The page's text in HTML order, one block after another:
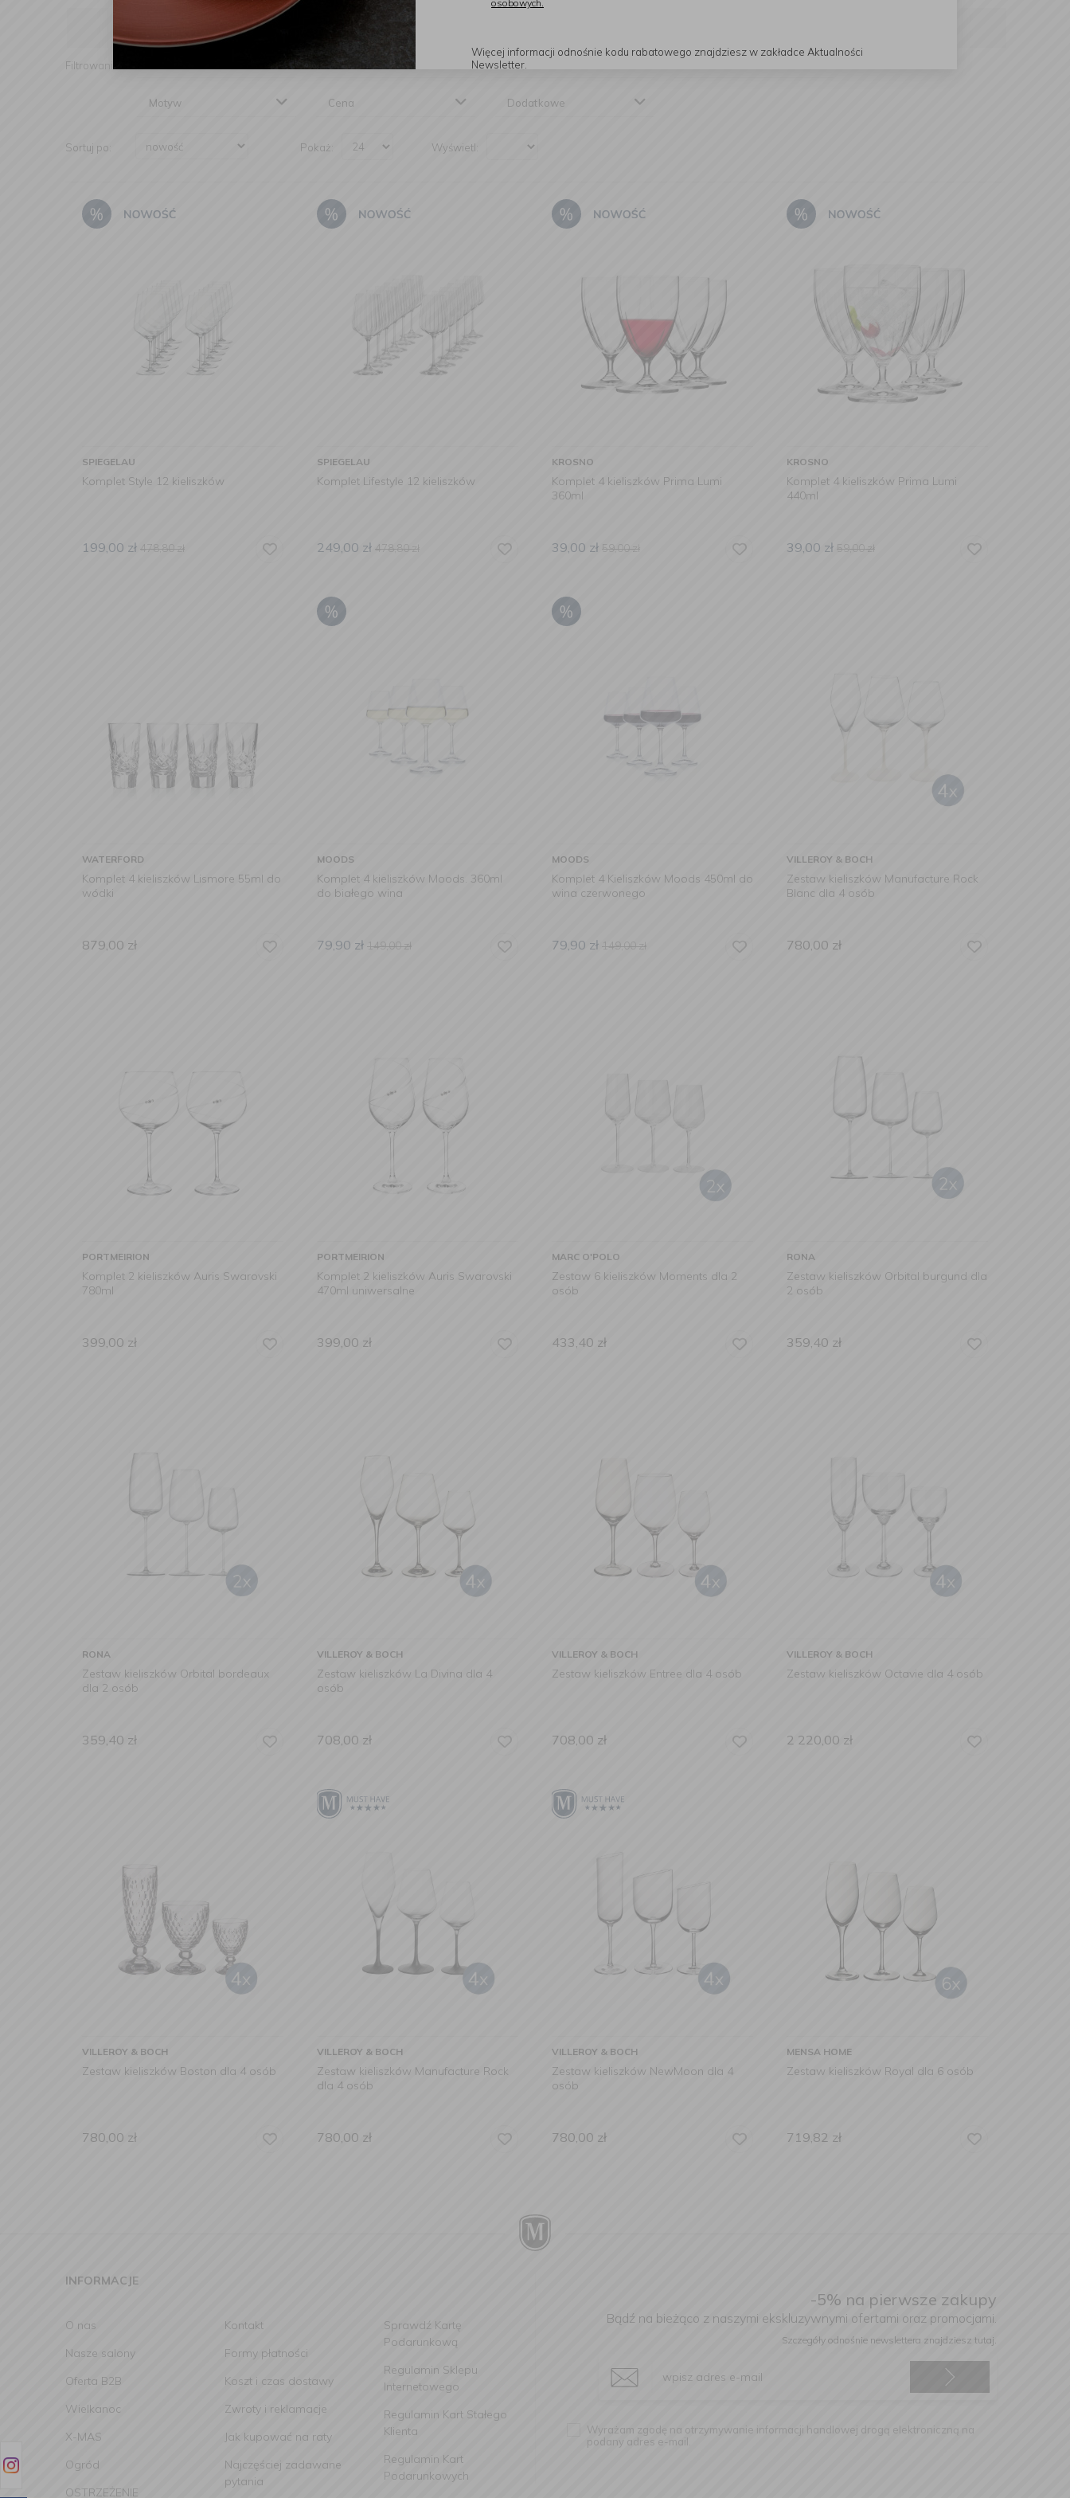
Filtrowanie: Materiał Zmywarka
Motyw Cena Dodatkowe
Sortuj po: Pokaż: Wyświetl:
SPIEGELAU
Komplet Style 12 kieliszków
199,00 zł 478,80zł
SPIEGELAU
Komplet Lifestyle 12 kieliszków
249,00 zł 478,80zł
KROSNO
Komplet 4 kieliszków Prima Lumi
360ml
39,00 zł 59,00zł
KROSNO
Komplet 4 kieliszków Prima Lumi
440ml
39,00 zł 59,00zł
WATERFORD
Komplet 4 kieliszków Lismore 55ml do
wódki
879,00 zł
MOODS
Komplet 4 kieliszków Moods. 360ml
do białego wina
79,90 zł 149,00zł
MOODS
Komplet 4 Kieliszków Moods 450ml do
wina czerwonego
79,90 zł 149,00zł
VILLEROY & BOCH
Zestaw kieliszków Manufacture Rock
Blanc dla 4 osób
780,00 zł
PORTMEIRION
Komplet 2 kieliszków Auris Swarovski
780ml
399,00 zł
PORTMEIRION
Komplet 2 kieliszków Auris Swarovski
470ml uniwersalne
399,00 zł
MARC O'POLO
Zestaw 6 kieliszków Moments dla 2
osób
433,40 zł
RONA
Zestaw kieliszków Orbital burgund dla
2 osób
359,40 zł
RONA
Zestaw kieliszków Orbital bordeaux
dla 2 osób
359,40 zł
VILLEROY & BOCH
Zestaw kieliszków La Divina dla 4
osób
708,00 zł
VILLEROY & BOCH
Zestaw kieliszków Entree dla 4 osób
708,00 zł
VILLEROY & BOCH
Zestaw kieliszków Octavie dla 4 osób
2 220,00 zł
VILLEROY & BOCH
Zestaw kieliszków Boston dla 4 osób
780,00 zł
VILLEROY & BOCH
Zestaw kieliszków Manufacture Rock
dla 4 osób
780,00 zł
VILLEROY & BOCH
Zestaw kieliszków NewMoon dla 4
osób
780,00 zł
MENSA HOME
Zestaw kieliszków Royal dla 6 osób
719,82 zł
-5% na pierwsze zakupy
Bądź na bieżąco z naszymi ekskluzywnymi ofertami oraz promocjami.
Szczegóły odnośnie newslettera znajdziesz tutaj.
Wyrażam zgodę na otrzymywanie informacji handlowej drogą elektroniczną na
podany adres e-mail.
INFORMACJE
O nas
Nasze salony
Oferta B2B
Wielkanoc
X-MAS
Ogród
OSTRZEŻENIE
Kontakt
Formy płatności
Koszt i czas dostawy
Zwroty i reklamacje
Jak kupować na raty
Najczęściej zadawane
pytania
Sprawdź Kartę
Podarunkową
Regulamin Sklepu
Internetowego
Regulamin Kart Stałego
Klienta
Regulamin Kart
Podarunkowych
osobowych.
Więcej informacji odnośnie kodu rabatowego znajdziesz w zakładce Aktualności
Newsletter.